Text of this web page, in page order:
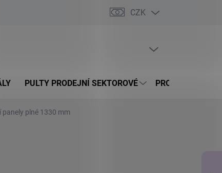
CZK
PULTY PRODEJNÍ SEKTOROVÉ PROSKLENÉ
panely plné 1330 mm